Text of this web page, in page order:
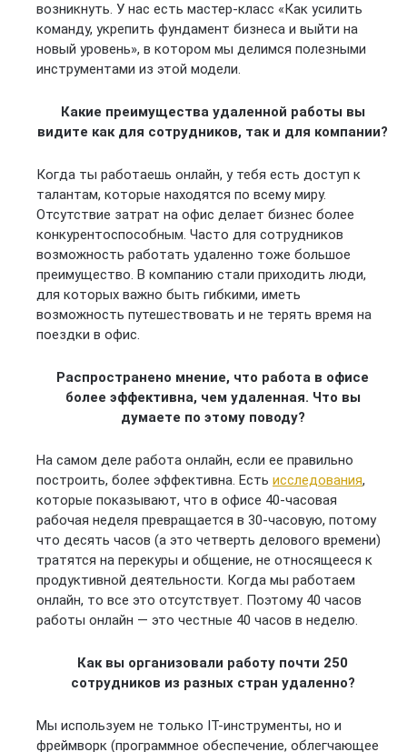
возникнуть. У нас есть мастер-класс «Как усилить
команду, укрепить фундамент бизнеса и выйти на
новый уровень», в котором мы делимся полезными
инструментами из этой модели.
Какие преимущества удаленной работы вы
видите как для сотрудников, так и для компании?
Когда ты работаешь онлайн, у тебя есть доступ к
талантам, которые находятся по всему миру.
Отсутствие затрат на офис делает бизнес более
конкурентоспособным. Часто для сотрудников
возможность работать удаленно тоже большое
преимущество. В компанию стали приходить люди,
для которых важно быть гибкими, иметь
возможность путешествовать и не терять время на
поездки в офис.
Распространено мнение, что работа в офисе
более эффективна, чем удаленная. Что вы
думаете по этому поводу?
На самом деле работа онлайн, если ее правильно
построить, более эффективна. Есть исследования,
которые показывают, что в офисе 40-часовая
рабочая неделя превращается в 30-часовую, потому
что десять часов (а это четверть делового времени)
тратятся на перекуры и общение, не относящееся к
продуктивной деятельности. Когда мы работаем
онлайн, то все это отсутствует. Поэтому 40 часов
работы онлайн — это честные 40 часов в неделю.
Как вы организовали работу почти 250
сотрудников из разных стран удаленно?
Мы используем не только IT-инструменты, но и
фреймворк (программное обеспечение, облегчающее